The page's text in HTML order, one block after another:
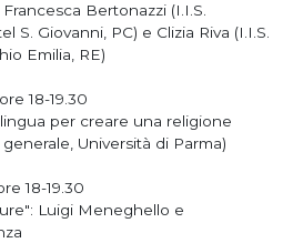
Bertonazzi (I.I.S.
S. Giovanni, PC) e Clizia Riva (I.I.S.
Emilia, RE)
18-19.30
per creare una religione
Università di Parma)
18-19.30
Luigi Meneghello e